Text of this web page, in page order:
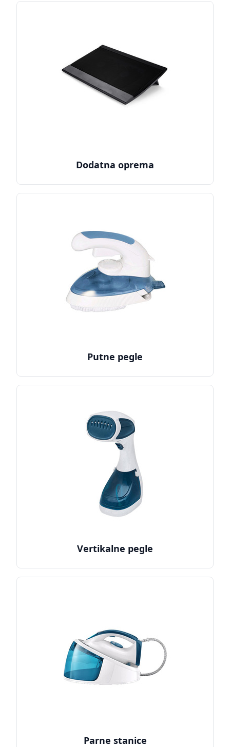
Dodatna oprema
Putne pegle
Vertikalne pegle
Parne stanice